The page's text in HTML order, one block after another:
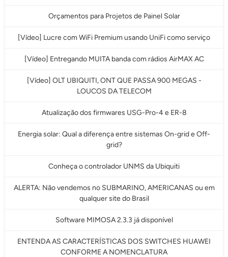
Orçamentos para Projetos de Painel Solar
[Vídeo] Lucre com WiFi Premium usando UniFi como serviço
[Vídeo] Entregando MUITA banda com rádios AirMAX AC
[Vídeo] OLT UBIQUITI, ONT QUE PASSA 900 MEGAS -
LOUCOS DA TELECOM
Atualização dos firmwares USG-Pro-4 e ER-8
Energia solar: Qual a diferença entre sistemas On-grid e Off-
grid?
Conheça o controlador UNMS da Ubiquiti
ALERTA: Não vendemos no SUBMARINO, AMERICANAS ou em
qualquer site do Brasil
Software MIMOSA 2.3.3 já disponível
ENTENDA AS CARACTERÍSTICAS DOS SWITCHES HUAWEI
CONFORME A NOMENCLATURA